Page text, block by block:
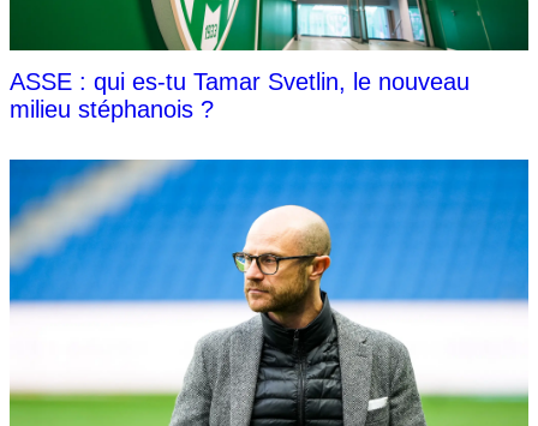
ASSE : qui es-tu Tamar Svetlin, le nouveau
milieu stéphanois ?